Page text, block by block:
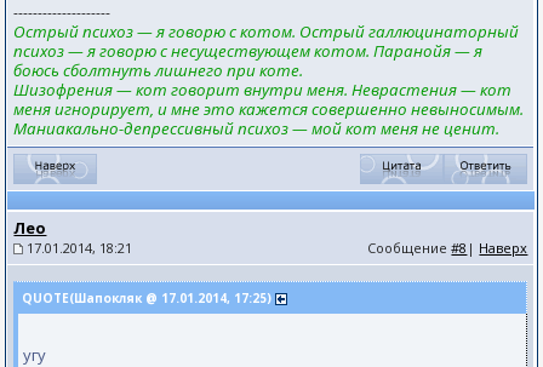
--------------------
Острый психоз — я говорю с котом. Острый галлюцинаторный
психоз — я говорю с несуществующем котом. Паранойя — я
боюсь сболтнуть лишнего при коте.
Шизофрения — кот говорит внутри меня. Неврастения — кот
меня игнорирует, и мне это кажется совершенно невыносимым.
Маниакально-депрессивный психоз — мой кот меня не ценит.
Лео
17.01.2014, 18:21 Сообщение#8 | Наверх
QUOTE(Шапокляк @ 17.01.2014, 17:25)
угу